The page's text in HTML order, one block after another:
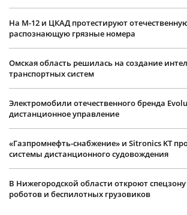
На М-12 и ЦКАД протестируют
распознающую грязные номера
Омская область решилась на создание
транспортных систем
Электромобили отечественного бренда
дистанционное управление
«Газпромнефть-снабжение» и Sitronics KT
системы дистанционного судовождения
В Нижегородской области откроют
роботов и беспилотных грузовиков